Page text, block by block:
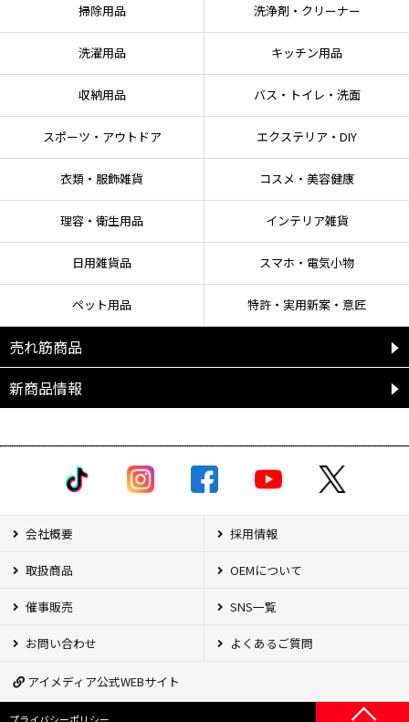
掃除用品 洗浄剤・クリーナー
洗濯用品 キッチン用品
収納用品 バス・トイレ・洗面
スポーツ・アウトドア エクステリア・DIY
衣類・服飾雑貨 コスメ・美容健康
理容・衛生用品 インテリア雑貨
日用雑貨品 スマホ・電気小物
ペット用品 特許・実用新案・意匠
売れ筋商品
新商品情報
会社概要 採用情報
取扱商品 OEMについて
催事販売 SNS一覧
お問い合わせ よくあるご質問
アイメディア公式WEBサイト
プライバシーポリシー